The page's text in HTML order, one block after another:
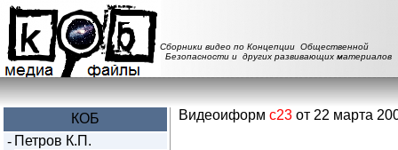
Сборники видео по Концепции Общественной
Безопасности и других развивающих материалов
КОБ
- Петров К.П.
Видеоиформ с23 от 22 марта